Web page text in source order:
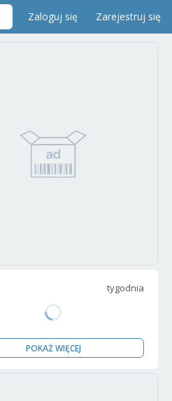
Zaloguj się Zarejestruj się
tygodnia
POKAŻ WIĘCEJ